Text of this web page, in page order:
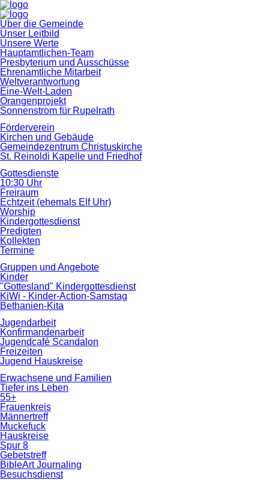
Navigation
überspringen
Über die Gemeinde
Unser Leitbild
Unsere Werte
Hauptamtlichen-Team
Presbyterium und Ausschüsse
Ehrenamtliche Mitarbeit
Weltverantwortung
Eine-Welt-Laden
Orangenprojekt
Sonnenstrom für Rupelrath
Förderverein
Kirchen und Gebäude
Gemeindezentrum Christuskirche
St. Reinoldi Kapelle und Friedhof
Gottesdienste
10:30 Uhr
Freiraum
Echtzeit (ehemals Elf Uhr)
Worship
Kindergottesdienst
Predigten
Kollekten
Termine
Gruppen und Angebote
Kinder
"Gottesland" Kindergottesdienst
KiWi - Kinder-Action-Samstag
Bethanien-Kita
Jugendarbeit
Konfirmandenarbeit
Jugendcafé Scandalon
Freizeiten
Jugend Hauskreise
Erwachsene und Familien
Tiefer ins Leben
55+
Frauenkreis
Männertreff
Muckefuck
Hauskreise
Spur 8
Gebetstreff
BibleArt Journaling
Besuchsdienst